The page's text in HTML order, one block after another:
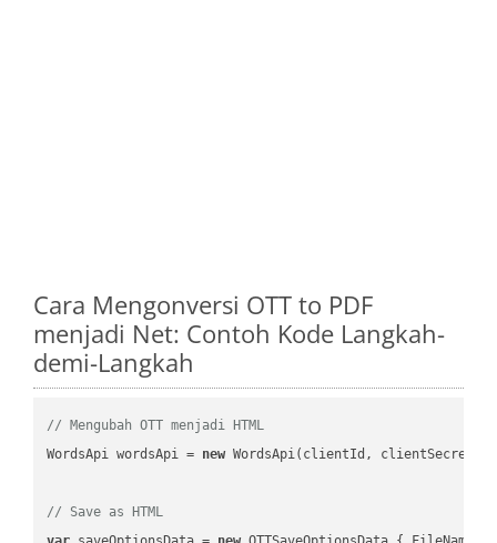
Cara Mengonversi OTT to PDF
menjadi Net: Contoh Kode Langkah-
demi-Langkah
// Mengubah OTT menjadi HTML
WordsApi wordsApi = new WordsApi(clientId, clientSecret);
// Save as HTML